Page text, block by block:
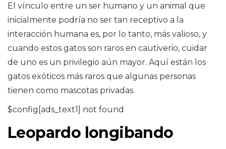
El vínculo entre un ser humano y un animal que
inicialmente podría no ser tan receptivo a la
interacción humana es, por lo tanto, más valioso, y
cuando estos gatos son raros en cautiverio, cuidar
de uno es un privilegio aún mayor. Aquí están los
gatos exóticos más raros que algunas personas
tienen como mascotas privadas.
$config[ads_text1] not found
Leopardo longibando